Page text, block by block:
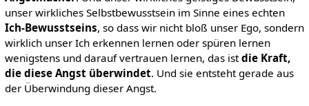
unser wirkliches Selbstbewusstsein im Sinne eines echten
Ich-Bewusstseins, so dass wir nicht bloß unser Ego, sondern
wirklich unser Ich erkennen lernen oder spüren lernen
wenigstens und darauf vertrauen lernen, das istdie Kraft,
die diese Angst überwindet. Und sie entsteht gerade aus
der Überwindung dieser Angst.